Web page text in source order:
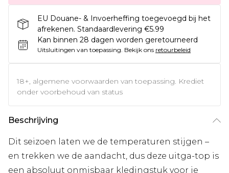
EU Douane- & Invoerheffing toegevoegd bij het
afrekenen. Standaardlevering €5.99
Kan binnen 28 dagen worden geretourneerd
Uitsluitingen van toepassing. Bekijk ons retourbeleid
18+, algemene voorwaarden van toepassing. Krediet
onder voorbehoud van status
Beschrijving
Dit seizoen laten we de temperaturen stijgen –
en trekken we de aandacht, dus deze uitga-top is
een absoluut onmisbaar kledingstuk voor je